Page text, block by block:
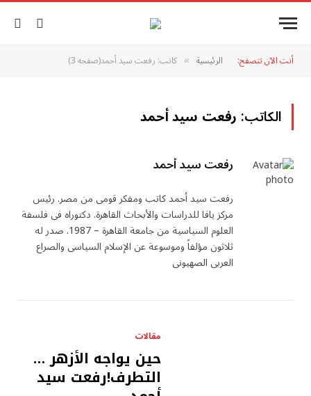
أنت الآن تتصفح: الرئيسية » كاتب: رفعت سيد أحمد(صفحه 3)
الكاتب: رفعت سيد أحمد
رفعت سيد أحمد
رفعت سيد أحمد كاتب ومفكر قومى من مصر. رئيس
مركز يافا للدراسات والأبحاث القاهرة. دكتوراه فى فلسفة
العلوم السياسية من جامعة القاهرة – 1987. صدر له
ثلاثون مؤلفاً وموسوعة عن الإسلام السياسى والصراع
العربى الصهيونى
مقالات
حين يواجه الأزهر …
التطرف!رفعت سيد